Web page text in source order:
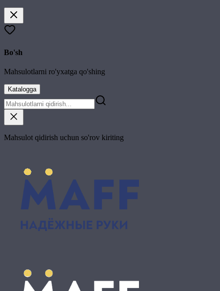
Bo'sh
Mahsulotlarni ro'yxatga qo'shing
Katalogga
Mahsulot qidirish uchun so'rov kiriting